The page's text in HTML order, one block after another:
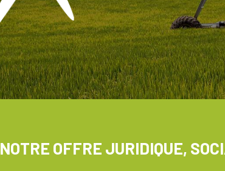
NOTRE OFFRE JURIDIQUE,